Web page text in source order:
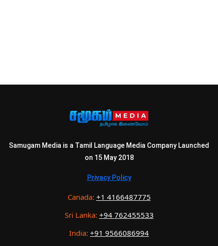
Samugam Media is a Tamil Language Media Company Launched
on 15 May 2018
Privacy Policy
Canada: +1 4166487775
Sri Lanka: +94 762455533
India: +91 9566086994